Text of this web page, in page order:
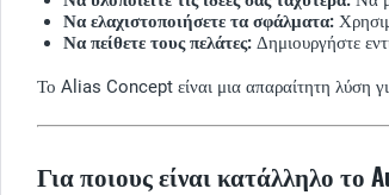
Να ελαχιστοποιήσετε τα σφάλματα:
Να πείθετε τους πελάτες: Δημιουργήστε
Το Alias Concept είναι μια απαραίτητη λύση
Για ποιους είναι κατάλληλο το